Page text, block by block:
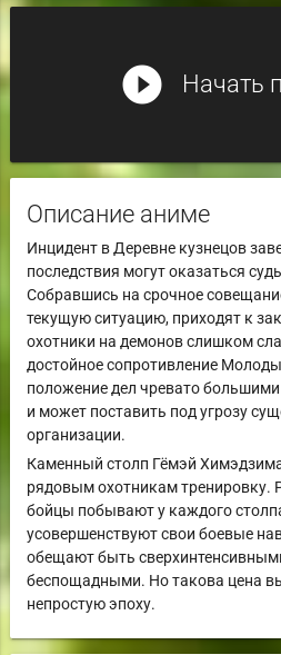
play_circle_filled Начать
Описание аниме
Инцидент в Деревне кузнецов
последствия могут оказаться
Собравшись на срочное
текущую ситуацию, приходят к
охотники на демонов слишком
достойное сопротивление
положение дел чревато
и может поставить под угрозу
организации.
Каменный столп Гёмэй
рядовым охотникам тренировку.
бойцы побывают у каждого
усовершенствуют свои боевые
обещают быть
беспощадными. Но такова цена
непростую эпоху.